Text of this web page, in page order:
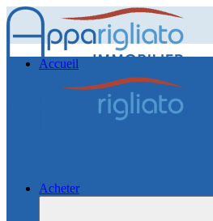
Accueil
Acheter